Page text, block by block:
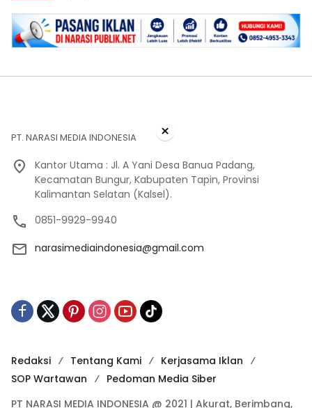
PT. NARASI MEDIA INDONESIA
Kantor Utama : Jl. A Yani Desa Banua Padang,
Kecamatan Bungur, Kabupaten Tapin, Provinsi
Kalimantan Selatan (Kalsel).
0851-9929-9940
narasimediaindonesia@gmail.com
Redaksi Tentang Kami
Kerjasama Iklan
SOP Wartawan
Pedoman Media Siber
PT NARASI MEDIA INDONESIA @ 2021 | Akurat, Berimbang,
×